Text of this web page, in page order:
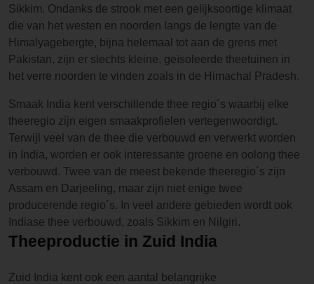
Sikkim. Ondanks de strook met een gelijksoortige klimaat
die van het westen en noorden langs de lengte van de
Himalyagebergte, bijna helemaal tot aan de grens met
Pakistan, zijn er slechts kleine, geïsoleerde theetuinen in
het verre noorden te vinden zoals in de Himachal Pradesh.
Smaak India kent verschillende thee regio´s waarbij elke
theeregio zijn eigen smaakprofielen vertegenwoordigt.
Terwijl veel van de thee die verbouwd en verwerkt worden
in India, worden er ook interessante groene en oolong thee
verbouwd. Twee van de meest bekende theeregio´s zijn
Assam en Darjeeling, maar zijn niet enige twee
producerende regio´s. In veel andere gebieden wordt ook
Indiase thee verbouwd, zoals Sikkim en Nilgiri.
Theeproductie in Zuid India
Zuid India kent ook een aantal belangrijke